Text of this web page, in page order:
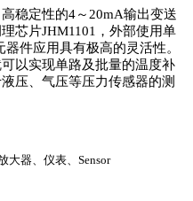
稳定性的4～ 20mA输出变送
芯片JHM1101 ，外部使用单
件应用具有极高的灵活性。
以实现单路及批量的温度补
压、气压等压力传感器的测
大器、仪表、 Sensor